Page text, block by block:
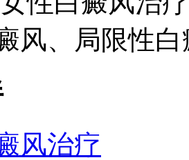
风、局限性
风治疗